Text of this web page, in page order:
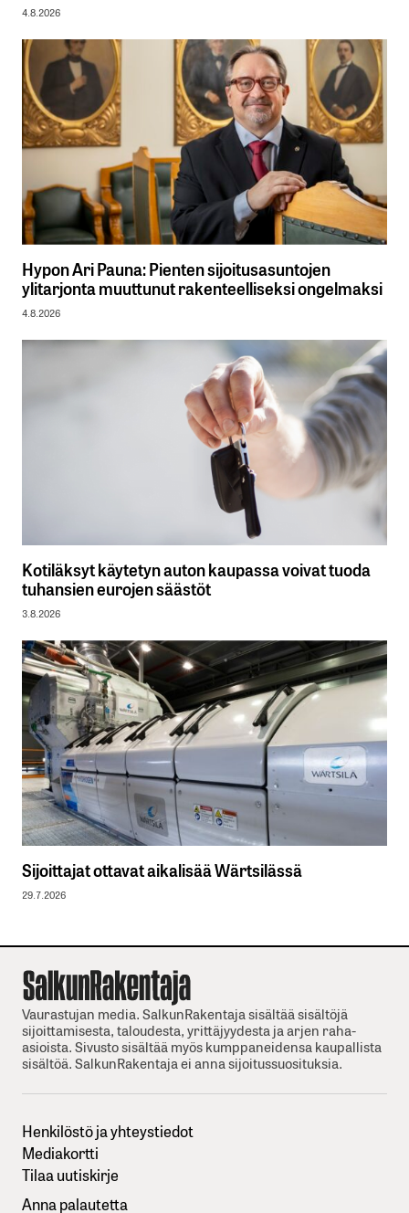
4.8.2026
Hypon Ari Pauna: Pienten sijoitusasuntojen
ylitarjonta muuttunut rakenteelliseksi ongelmaksi
4.8.2026
Kotiläksyt käytetyn auton kaupassa voivat tuoda
tuhansien eurojen säästöt
3.8.2026
Sijoittajat ottavat aikalisää Wärtsilässä
29.7.2026
Vaurastujan media. SalkunRakentaja sisältää sisältöjä
sijoittamisesta, taloudesta, yrittäjyydesta ja arjen raha-
asioista. Sivusto sisältää myös kumppaneidensa kaupallista
sisältöä. SalkunRakentaja ei anna sijoitussuosituksia.
Henkilöstö ja yhteystiedot
Mediakortti
Tilaa uutiskirje
Anna palautetta